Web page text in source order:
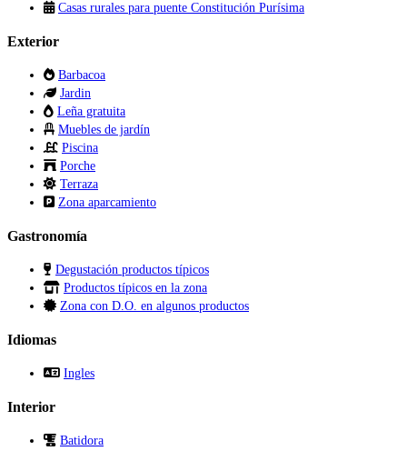
Casas rurales para puente Constitución Purísima
Exterior
Barbacoa
Jardin
Leña gratuita
Muebles de jardín
Piscina
Porche
Terraza
Zona aparcamiento
Gastronomía
Degustación productos típicos
Productos típicos en la zona
Zona con D.O. en algunos productos
Idiomas
Ingles
Interior
Batidora